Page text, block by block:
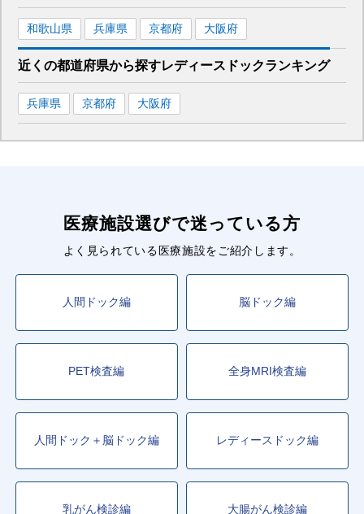
和歌山県 兵庫県 京都府 大阪府
近くの都道府県から探すレディースドックランキング
兵庫県 京都府 大阪府
医療施設選びで迷っている方
よく見られている医療施設をご紹介します。
人間ドック編 脳ドック編
PET検査編 全身MRI検査編
人間ドック＋脳ドック編 レディースドック編
乳がん検診編 大腸がん検診編